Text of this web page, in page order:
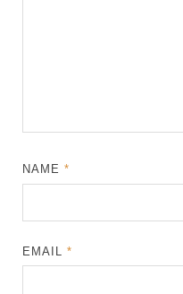
NAME*
EMAIL*